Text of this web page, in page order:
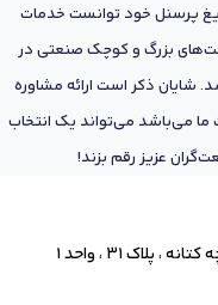
پرسنل خود توانست خدمات
بزرگ و کوچک صنعتی در
ذکر است ارائه مشاوره
می‌باشد می‌تواند یک انتخاب
عزیز رقم بزند!
پلاک ۳۱ ، واحد ۱